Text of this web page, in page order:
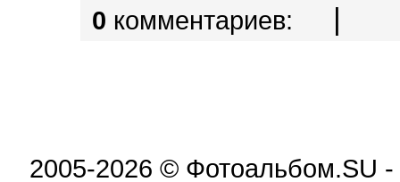
0 комментариев: |
2005-2026 © Фотоальбом.SU -